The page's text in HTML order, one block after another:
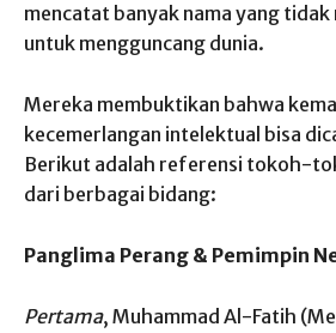
mencatat banyak nama yang tidak
untuk mengguncang dunia.
Mereka membuktikan bahwa
kecemerlangan intelektual bisa
Berikut adalah referensi tokoh-
dari berbagai bidang:
Panglima Perang & Pemimpin
Pertama, Muhammad Al-Fatih